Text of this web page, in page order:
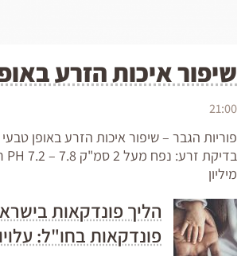
שיפור איכות הזרע
21:00
פוריות הגבר – שיפור איכות הזרע באופן
מיליון
הליך פונדקאות
פונדקאות בחו"ל: